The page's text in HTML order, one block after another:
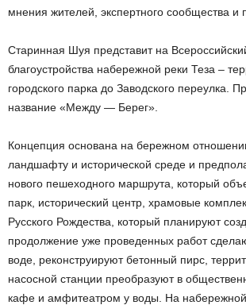
мнения жителей, экспертного сообщества и
Старинная Шуя представит на
благоустройства набережной реки Теза –
городского парка до Заводского переулка.
название «Между — Берег».
Концепция основана на бережном
ландшафту и исторической среде и
нового пешеходного маршрута, который
парк, исторический центр, храмовые
Русского Рождества, который планируют
продолжение уже проведенных работ
воде, реконструируют бетонный пирс,
насосной станции преобразуют в
кафе и амфитеатром у воды. На